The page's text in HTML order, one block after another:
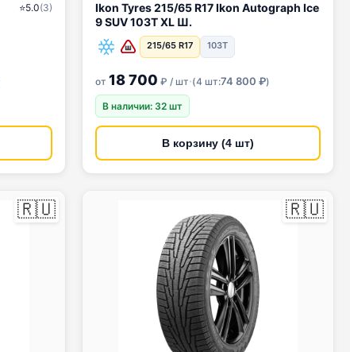
⭐5.0(3)
Ikon Tyres 215/65 R17 Ikon Autograph Ice
9 SUV 103T XL Ш.
215/65 R17 103T
от 18 700 ₽ / шт·(4 шт:74 800 ₽)
В наличии: 32 шт
В корзину (4 шт)
🇷🇺 🇷🇺